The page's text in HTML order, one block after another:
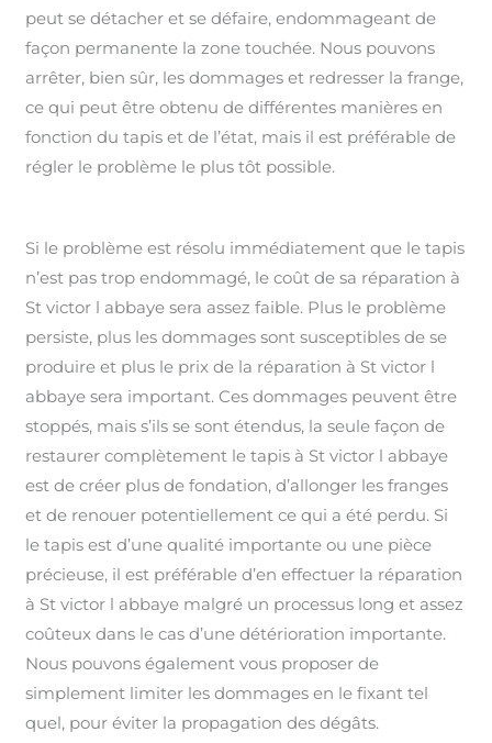
peut se détacher et se défaire, endommageant de
façon permanente la zone touchée. Nous pouvons
arrêter, bien sûr, les dommages et redresser la frange,
ce qui peut être obtenu de différentes manières en
fonction du tapis et de l’état, mais il est préférable de
régler le problème le plus tôt possible.
Si le problème est résolu immédiatement que le tapis
n’est pas trop endommagé, le coût de sa réparation à
St victor l abbaye sera assez faible. Plus le problème
persiste, plus les dommages sont susceptibles de se
produire et plus le prix de la réparation à St victor l
abbaye sera important. Ces dommages peuvent être
stoppés, mais s’ils se sont étendus, la seule façon de
restaurer complètement le tapis à St victor l abbaye
est de créer plus de fondation, d’allonger les franges
et de renouer potentiellement ce qui a été perdu. Si
le tapis est d’une qualité importante ou une pièce
précieuse, il est préférable d’en effectuer la réparation
à St victor l abbaye malgré un processus long et assez
coûteux dans le cas d’une détérioration importante.
Nous pouvons également vous proposer de
simplement limiter les dommages en le fixant tel
quel, pour éviter la propagation des dégâts.